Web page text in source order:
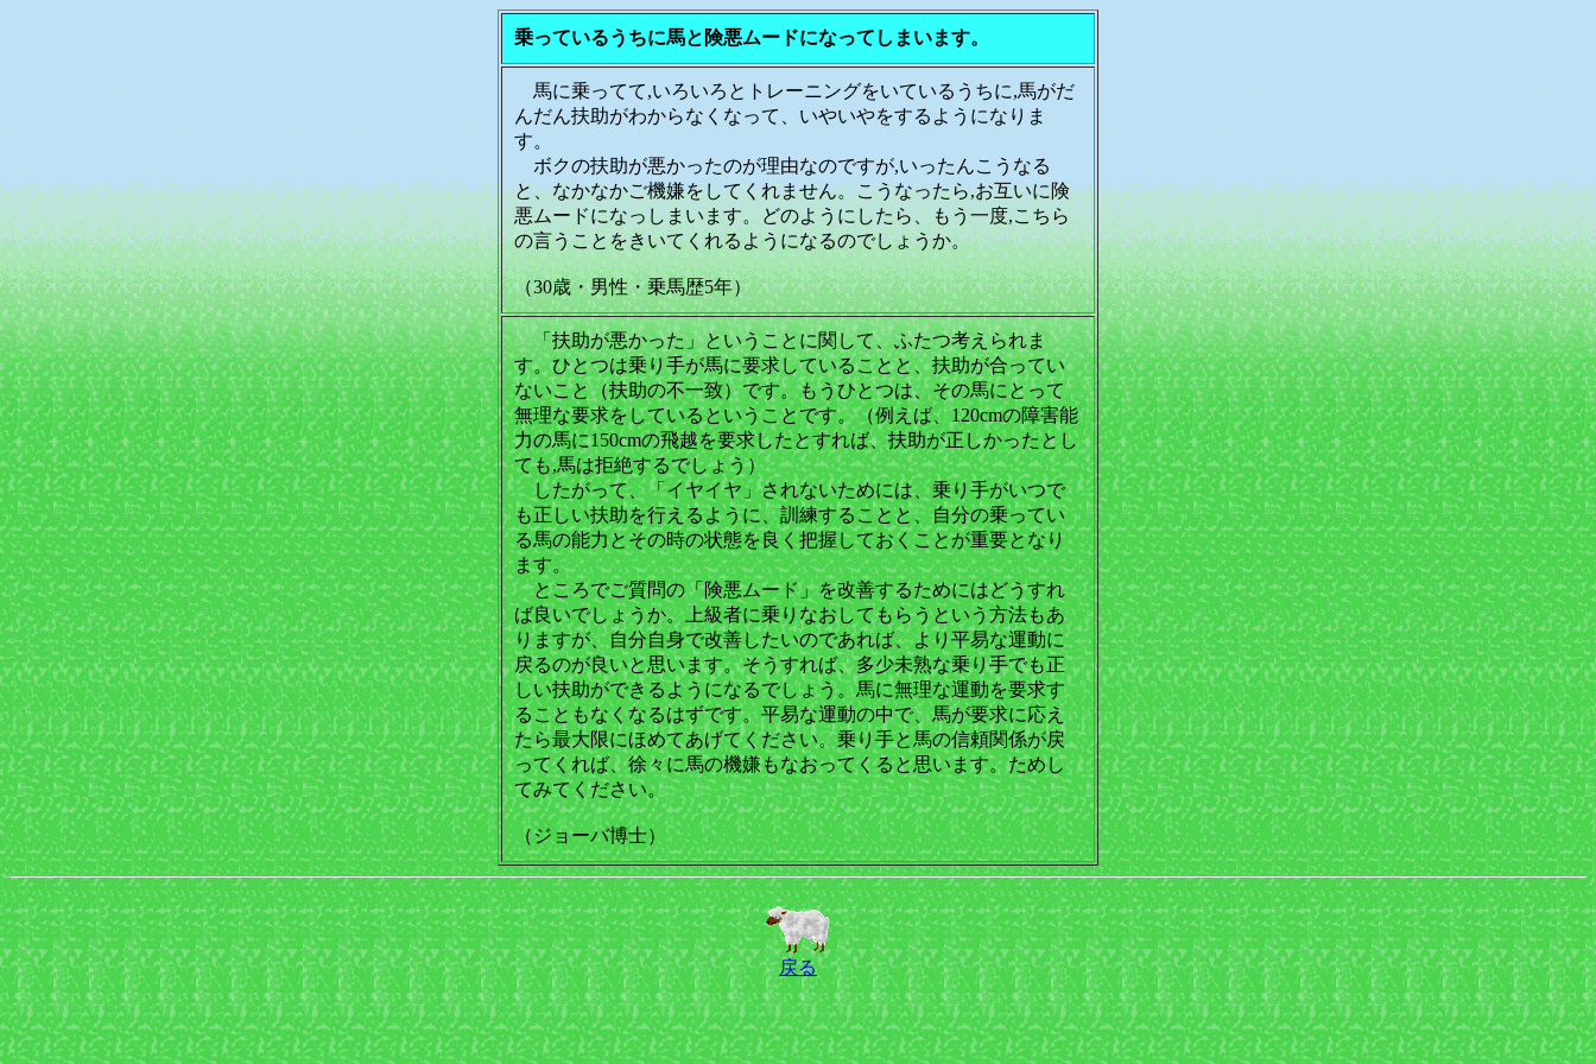
乗っているうちに馬と険悪ムードになってしまいます。
馬に乗ってて,いろいろとトレーニングをいているうちに,馬がだ
んだん扶助がわからなくなって、いやいやをするようになりま
す。
ボクの扶助が悪かったのが理由なのですが,いったんこうなる
と、なかなかご機嫌をしてくれません。こうなったら,お互いに険
悪ムードになっしまいます。どのようにしたら、もう一度,こちら
の言うことをきいてくれるようになるのでしょうか。
（30歳・男性・乗馬歴5年）
「扶助が悪かった」ということに関して、ふたつ考えられま
す。ひとつは乗り手が馬に要求していることと、扶助が合ってい
ないこと（扶助の不一致）です。もうひとつは、その馬にとって
無理な要求をしているということです。（例えば、120cmの障害能
力の馬に150cmの飛越を要求したとすれば、扶助が正しかったとし
ても,馬は拒絶するでしょう）
したがって、「イヤイヤ」されないためには、乗り手がいつで
も正しい扶助を行えるように、訓練することと、自分の乗ってい
る馬の能力とその時の状態を良く把握しておくことが重要となり
ます。
ところでご質問の「険悪ムード」を改善するためにはどうすれ
ば良いでしょうか。上級者に乗りなおしてもらうという方法もあ
りますが、自分自身で改善したいのであれば、より平易な運動に
戻るのが良いと思います。そうすれば、多少未熟な乗り手でも正
しい扶助ができるようになるでしょう。馬に無理な運動を要求す
ることもなくなるはずです。平易な運動の中で、馬が要求に応え
たら最大限にほめてあげてください。乗り手と馬の信頼関係が戻
ってくれば、徐々に馬の機嫌もなおってくると思います。ためし
てみてください。
（ジョーバ博士）
戻る